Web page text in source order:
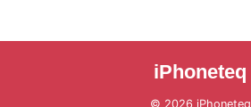
iPhoneteq
© 2026 iPhoneteq